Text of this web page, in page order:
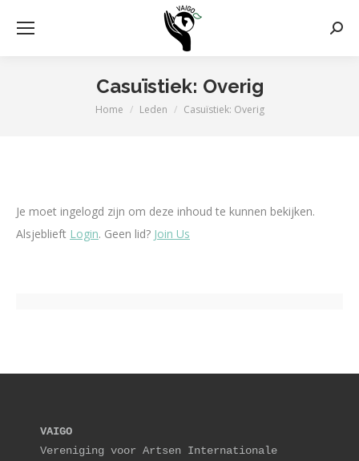
Casuïstiek: Overig
Je bent hier:
Home Leden Casuïstiek: Overig
Je moet ingelogd zijn om deze inhoud te kunnen bekijken.
Alsjeblieft Login. Geen lid? Join Us
VAIGO
Vereniging voor Artsen Internationale